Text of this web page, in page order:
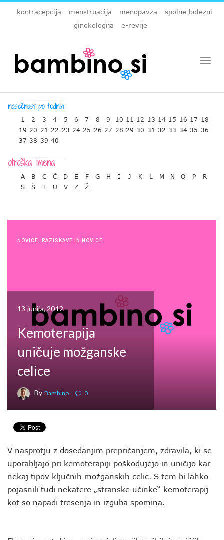
kontracepcija menstruacija menopavza
spolne bolezni
ginekologija
e-revije
1 2 3 4 5 6 7 8 9 10 11 12 13 14 15 16 17 18
19 20 21 22 23 24 25 26 27 28 29 30 31 32 33 34 35 36
37 38 39 40
A B C Č D E F G H I J K L M N O P
R
S
Š T U V Z Ž
NOVICE RAZISKAVE IN NOVICE
13 junija, 2012
Kemoterapija
uničuje možganske
celice
By Bambino 0
V nasprotju z dosedanjim prepričanjem, zdravila, ki se
uporabljajo pri kemoterapiji poškodujejo in uničijo kar
nekaj tipov ključnih možganskih celic. S tem bi lahko
pojasnili tudi nekatere „stranske učinke“ kemoterapij
kot so napadi tresenja in izguba spomina.